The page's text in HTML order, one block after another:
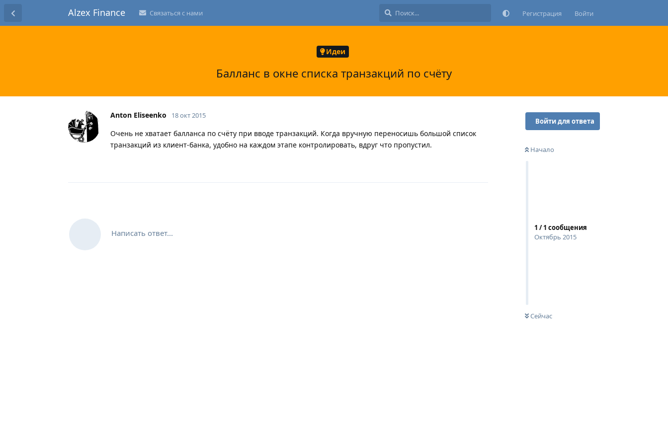
Alzex Finance Связаться с нами Регистрация Войти
Идеи
Балланс в окне списка транзакций по счёту
Войти для ответа
Начало
1 /1 сообщения
Октябрь 2015
Сейчас
Anton Eliseenko 18 окт 2015
Очень не хватает балланса по счёту при вводе транзакций. Когда вручную переносишь большой список
транзакций из клиент-банка, удобно на каждом этапе контролировать, вдруг что пропустил.
Написать ответ...